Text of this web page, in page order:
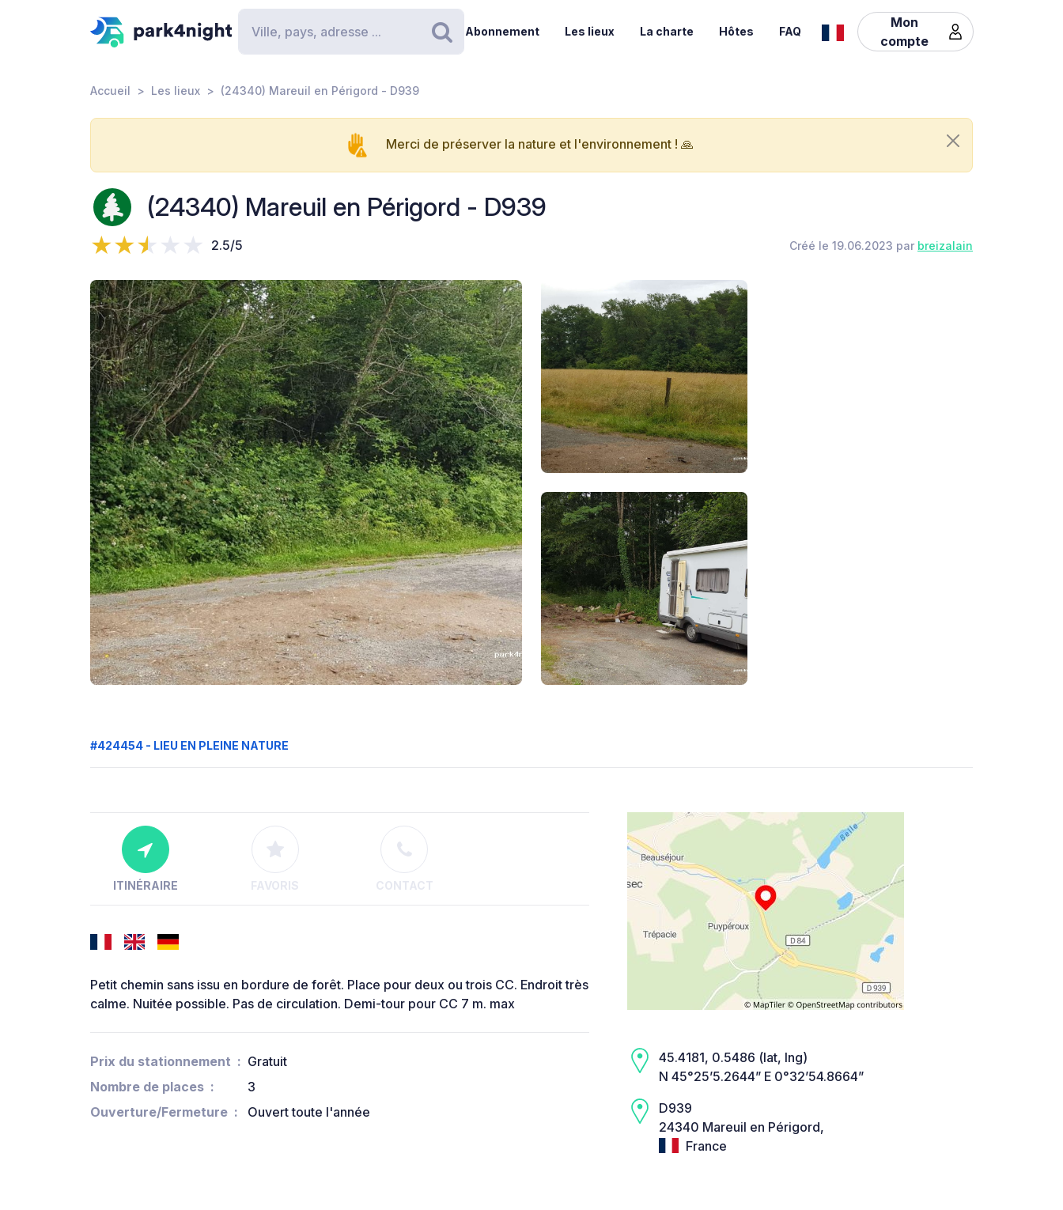
Rechercher
Abonnement Les lieux La charte Hôtes FAQ
Mon
compte
Accueil Les lieux (24340) Mareuil en Périgord - D939
Merci de préserver la nature et l'environnement ! 🙏
(24340) Mareuil en Périgord - D939
2.5/5 Créé le 19.06.2023 par breizalain
#424454 - LIEU EN PLEINE NATURE
ITINÉRAIRE FAVORIS CONTACT
Petit chemin sans issu en bordure de forêt. Place pour deux ou trois CC. Endroit très
calme. Nuitée possible. Pas de circulation. Demi-tour pour CC 7 m. max
Prix du stationnement
Gratuit
Nombre de places
3
Ouverture/Fermeture
Ouvert toute l'année
45.4181, 0.5486 (lat, lng)
N 45°25’5.2644” E 0°32’54.8664”
D939
24340 Mareuil en Périgord,
France